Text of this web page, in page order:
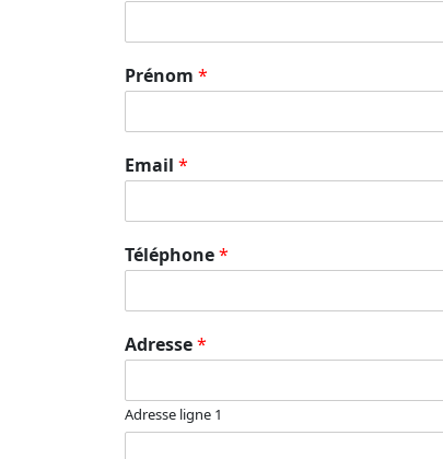
Prénom *
Email *
Téléphone*
Adresse*
Adresse ligne 1